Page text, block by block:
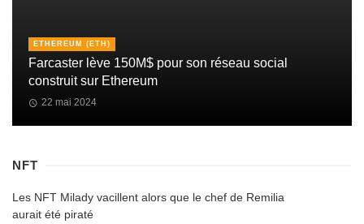
ETHEREUM (ETH)
Farcaster lève 150M$ pour son réseau social
construit sur Ethereum
22 mai 2024
NFT
Les NFT Milady vacillent alors que le chef de Remilia
aurait été piraté